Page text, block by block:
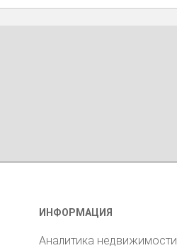
ИНФОРМАЦИЯ
Аналитика недвижимости